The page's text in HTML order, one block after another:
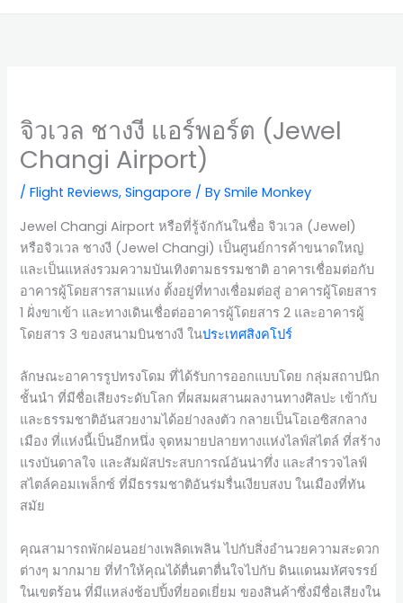
จิวเวล ชางงี แอร์พอร์ต (Jewel
Changi Airport)
/Flight Reviews,Singapore / BySmile Monkey
Jewel Changi Airport หรือที่รู้จักกันในชื่อ จิวเวล (Jewel)
หรือจิวเวล ชางงี (Jewel Changi) เป็นศูนย์การค้าขนาดใหญ่
และเป็นแหล่งรวมความบันเทิงตามธรรมชาติ อาคารเชื่อมต่อกับ
อาคารผู้โดยสารสามแห่ง ตั้งอยู่ที่ทางเชื่อมต่อสู่ อาคารผู้โดยสาร
1 ฝั่งขาเข้า และทางเดินเชื่อต่ออาคารผู้โดยสาร 2 และอาคารผู้
โดยสาร 3 ของสนามบินชางงี ในประเทศสิงคโปร์
ลักษณะอาคารรูปทรงโดม ที่ได้รับการออกแบบโดย กลุ่มสถาปนิก
ชั้นนำ ที่มีชื่อเสียงระดับโลก ที่ผสมผสานผลงานทางศิลปะ เข้ากับ
และธรรมชาติอันสวยงามได้อย่างลงตัว กลายเป็นโอเอซิสกลาง
เมือง ที่แห่งนี้เป็นอีกหนึ่ง จุดหมายปลายทางแห่งไลฟ์สไตล์ ที่สร้าง
แรงบันดาลใจ และสัมผัสประสบการณ์อันน่าทึ่ง และสำรวจไลฟ์
สไตล์คอมเพล็กซ์ ที่มีธรรมชาติอันร่มรื่นเงียบสงบ ในเมืองที่ทัน
สมัย
คุณสามารถพักผ่อนอย่างเพลิดเพลิน ไปกับสิ่งอำนวยความสะดวก
ต่างๆ มากมาย ที่ทำให้คุณได้ตื่นตาตื่นใจไปกับ ดินแดนมหัศจรรย์
ในเขตร้อน ที่มีแหล่งช้อปปิ้งที่ยอดเยี่ยม ของสินค้าซึ่งมีชื่อเสียงใน